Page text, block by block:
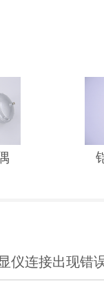
仪连接出现错